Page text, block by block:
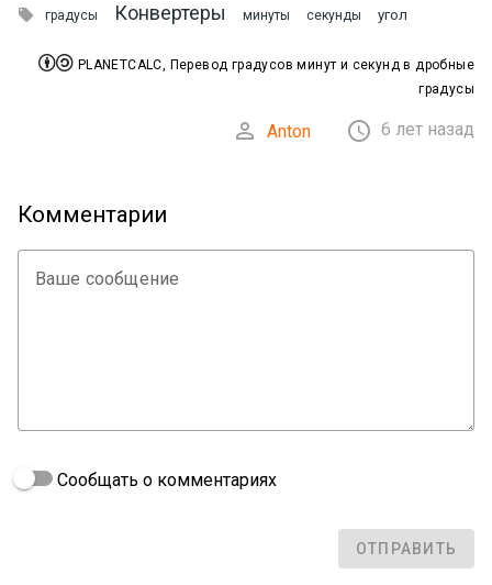
 градусы Конвертеры минуты секунды угол
 PLANETCALC, Перевод градусов минут и секунд в дробные
градусы
 Anton  6 лет назад
Комментарии
Ваше сообщение
Сообщать о комментариях
ОТПРАВИТЬ